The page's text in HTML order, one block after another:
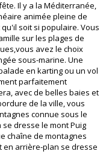
Il y a la Méditerranée,
animée pleine de
soit si populaire. Vous
sur les plages de
avez le choix
sous-marine. Une
en karting ou un vol
parfaitement
avec de belles baies et
de la ville, vous
connue sous le
dresse le mont Puig
chaîne de montagnes
en arrière-plan se dresse